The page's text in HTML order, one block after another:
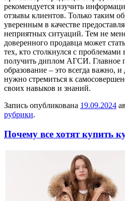
рекомендуется изучить
отзывы клиентов. Только таким
уверенным в качестве
неприятных ситуаций. Тем не
доверенного продавца может
тех, кто столкнулся с проблемами
получить диплом АГСИ. Главное
образование – это всегда важно,
нужно стремиться к
своих навыков и знаний.
Запись опубликована 19.09.2024
рубрики.
Почему все хотят купить